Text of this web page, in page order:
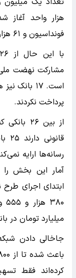
فونداسیون و ۶۱ هزار واحد در مرحله اتمام نازک‌کاری است.
است. ۱۷
پرداخت نکردند.
از بین
رسانه‌ها ارایه
آمار این بخش را
ابتدای اجرای
میلیارد تومان
جاخالی دادن